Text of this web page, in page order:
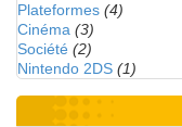
Plateformes (4)
Cinéma (3)
Société (2)
Nintendo 2DS (1)